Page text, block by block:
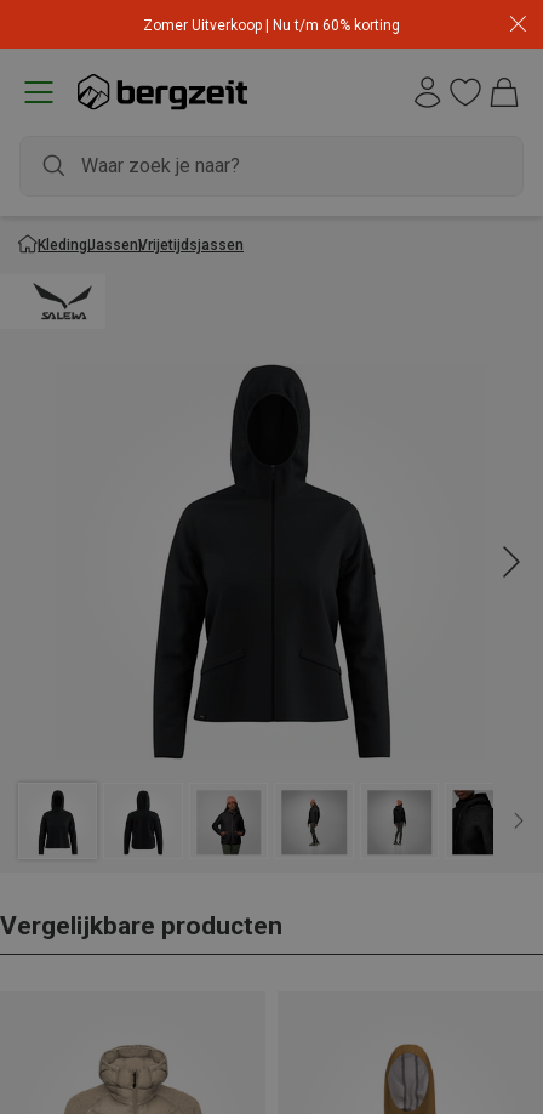
Zomer Uitverkoop | Nu t/m 60% korting
KledingJassenVrijetijdsjassen
Vergelijkbare producten